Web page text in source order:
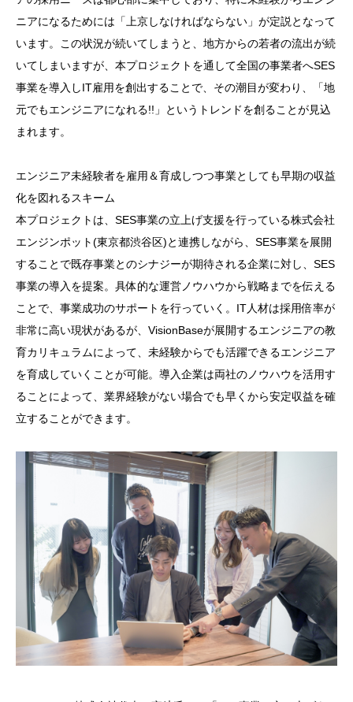
ニアになるためには「上京しなければならない」が定説となって
います。この状況が続いてしまうと、地方からの若者の流出が続
いてしまいますが、本プロジェクトを通して全国の事業者へSES
事業を導入しIT雇用を創出することで、その潮目が変わり、「地
元でもエンジニアになれる!!」というトレンドを創ることが見込
まれます。
エンジニア未経験者を雇用＆育成しつつ事業としても早期の収益
化を図れるスキーム
本プロジェクトは、SES事業の立上げ支援を行っている株式会社
エンジンポット(東京都渋谷区)と連携しながら、SES事業を展開
することで既存事業とのシナジーが期待される企業に対し、SES
事業の導入を提案。具体的な運営ノウハウから戦略までを伝える
ことで、事業成功のサポートを行っていく。IT人材は採用倍率が
非常に高い現状があるが、VisionBaseが展開するエンジニアの教
育カリキュラムによって、未経験からでも活躍できるエンジニア
を育成していくことが可能。導入企業は両社のノウハウを活用す
ることによって、業界経験がない場合でも早くから安定収益を確
立することができます。